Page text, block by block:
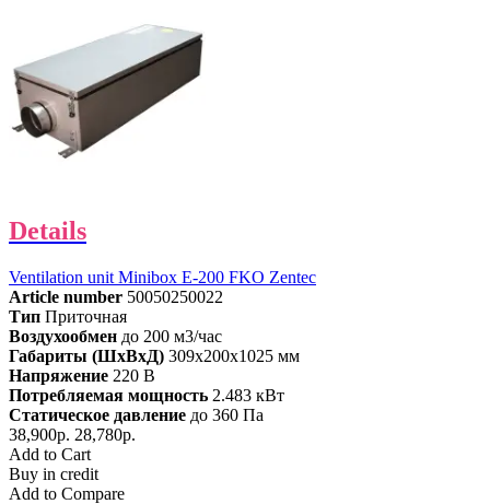
Details
Ventilation unit Minibox E-200 FKO Zentec
Article number 50050250022
Тип Приточная
Воздухообмен до 200 м3/час
Габариты (ШхВхД) 309x200x1025 мм
Напряжение 220 В
Потребляемая мощность 2.483 кВт
Статическое давление до 360 Па
38,900р. 28,780р.
Add to Cart
Buy in credit
Add to Compare